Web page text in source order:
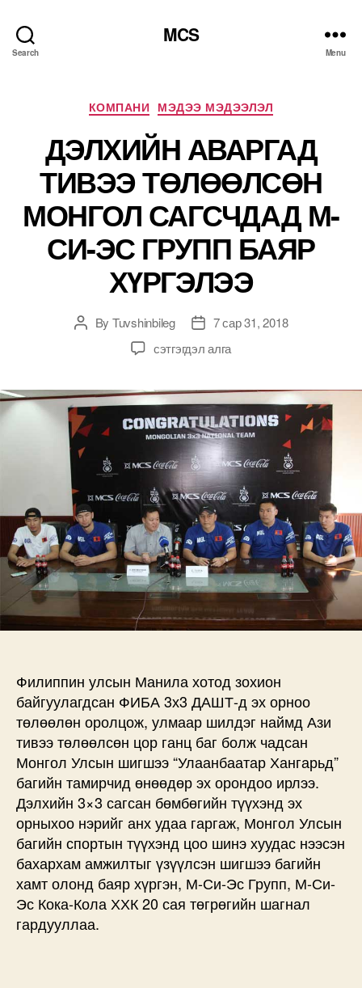
Search
MCS
Menu
Categories
КОМПАНИ МЭДЭЭ МЭДЭЭЛЭЛ
ДЭЛХИЙН АВАРГАД
ТИВЭЭ ТӨЛӨӨЛСӨН
МОНГОЛ САГСЧДАД М-
СИ-ЭС ГРУПП БАЯР
ХҮРГЭЛЭЭ
PostBy Tuvshinbileg
Post7 сар 31, 2018
ДЭЛХИЙН
ТӨЛӨӨЛСӨН
МОНГОЛ
САГСЧДАД
СИ-
ЭС
ГРУПП
БАЯР
ХҮРГЭЛЭЭ
дээр
сэтгэгдэл алга
Филиппин улсын Манила хотод зохион
байгуулагдсан ФИБА 3х3 ДАШТ-д эх орноо
төлөөлөн оролцож, улмаар шилдэг наймд Ази
тивээ төлөөлсөн цор ганц баг болж чадсан
Монгол Улсын шигшээ “Улаанбаатар Хангарьд”
багийн тамирчид өнөөдөр эх орондоо ирлээ.
Дэлхийн 3×3 сагсан бөмбөгийн түүхэнд эх
орныхоо нэрийг анх удаа гаргаж, Монгол Улсын
багийн спортын түүхэнд цоо шинэ хуудас нээсэн
бахархам амжилтыг үзүүлсэн шигшээ багийн
хамт олонд баяр хүргэн, М-Си-Эс Групп, М-Си-
Эс Кока-Кола ХХК 20 сая төгрөгийн шагнал
гардууллаа.